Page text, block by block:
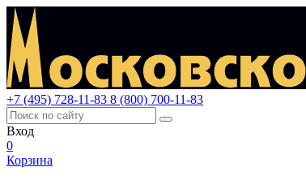
+7 (495) 728-11-83 8 (800) 700-11-83
Вход
0
Корзина